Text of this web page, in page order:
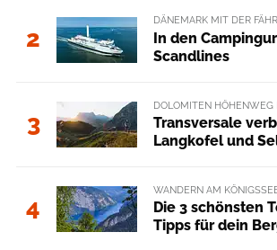
2
DÄNEMARK MIT DER
In den
Scandlines
3
DOLOMITEN HÖHENWEG
Transversale
Langkofel und
4
WANDERN AM
Die 3 schönsten
Tipps für dein